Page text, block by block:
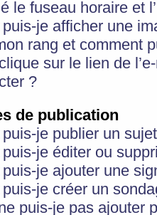
le fuseau horaire et
je afficher une
rang et comment
sur le lien de
?
de publication
je publier un
je éditer ou
je ajouter une
je créer un
puis-je pas ajouter